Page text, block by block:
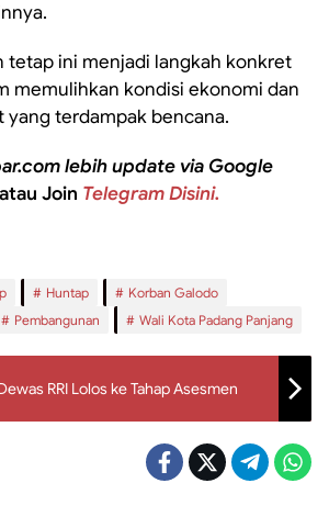
tetap ini menjadi langkah konkret
memulihkan kondisi ekonomi dan
yang terdampak bencana.
lebih update via Google
Join Telegram Disini.
Huntap
Korban Galodo
Pembangunan Wali Kota Padang Panjang
RRI Lolos ke Tahap Asesmen